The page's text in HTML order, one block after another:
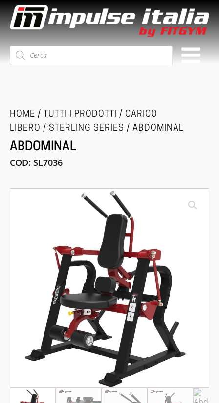
Ricerca
prodotti
HOME / TUTTI I PRODOTTI / CARICO
LIBERO / STERLING SERIES / ABDOMINAL
ABDOMINAL
COD: SL7036